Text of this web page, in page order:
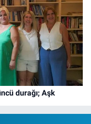
durağı; Aşk